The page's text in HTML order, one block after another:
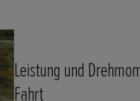
Leistung und
Fahrt